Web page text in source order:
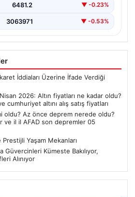
6481.2 ▼ -0.23%
3063971 ▼ -0.53%
İddiaları Üzerine İfade Verdiği
2026: Altın fiyatları ne kadar oldu?
cumhuriyet altını alış satış fiyatları
oldu? Az önce deprem nerede oldu?
ve il il AFAD son depremler 05
Yaşam Mekanları
Güvercinleri Kümeste Bakılıyor,
Alınıyor